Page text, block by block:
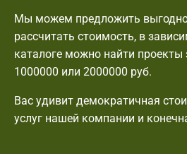
Мы можем предложить
рассчитать стоимость, в
каталоге можно найти проекты
1000000 или 2000000 руб.
Вас удивит демократичная
услуг нашей компании и